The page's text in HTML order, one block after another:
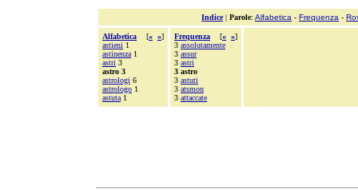
Indice| Parole: Alfabetica - Frequenza -
Alfabetica [« »]
astieni 1
astinenza 1
astri 3
astro 3
astrologi 6
astrologo 1
astuta 1
Frequenza [« »]
3 assolutamente
3 assur
3 astri
3 astro
3 astuti
3 atsmon
3 attaccate